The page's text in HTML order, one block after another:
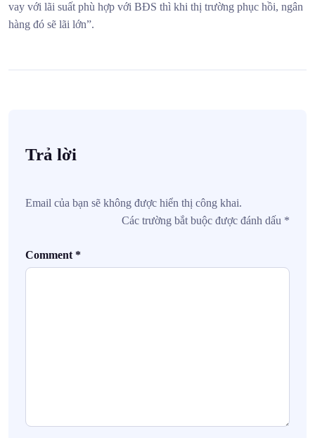
vay với lãi suất phù hợp với BĐS thì khi thị trường phục hồi, ngân
hàng đó sẽ lãi lớn”.
Trả lời
Email của bạn sẽ không được hiển thị công khai.
Các trường bắt buộc được đánh dấu *
Comment *